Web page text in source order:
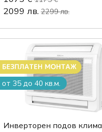
2099 лв. 2299 лв.
от 35 до 40 кв.м.
Инверторен подов